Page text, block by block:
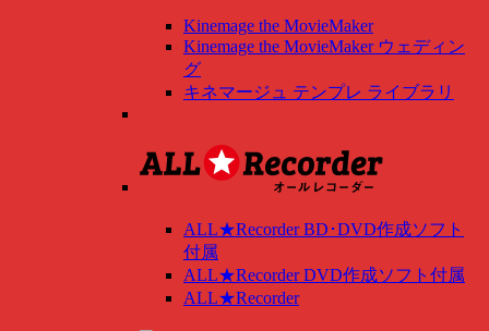
Kinemage the MovieMaker
Kinemage the MovieMaker ウェディン
グ
キネマージュ テンプレ ライブラリ
ALL★Recorder BD･DVD作成ソフト
付属
ALL★Recorder DVD作成ソフト付属
ALL★Recorder